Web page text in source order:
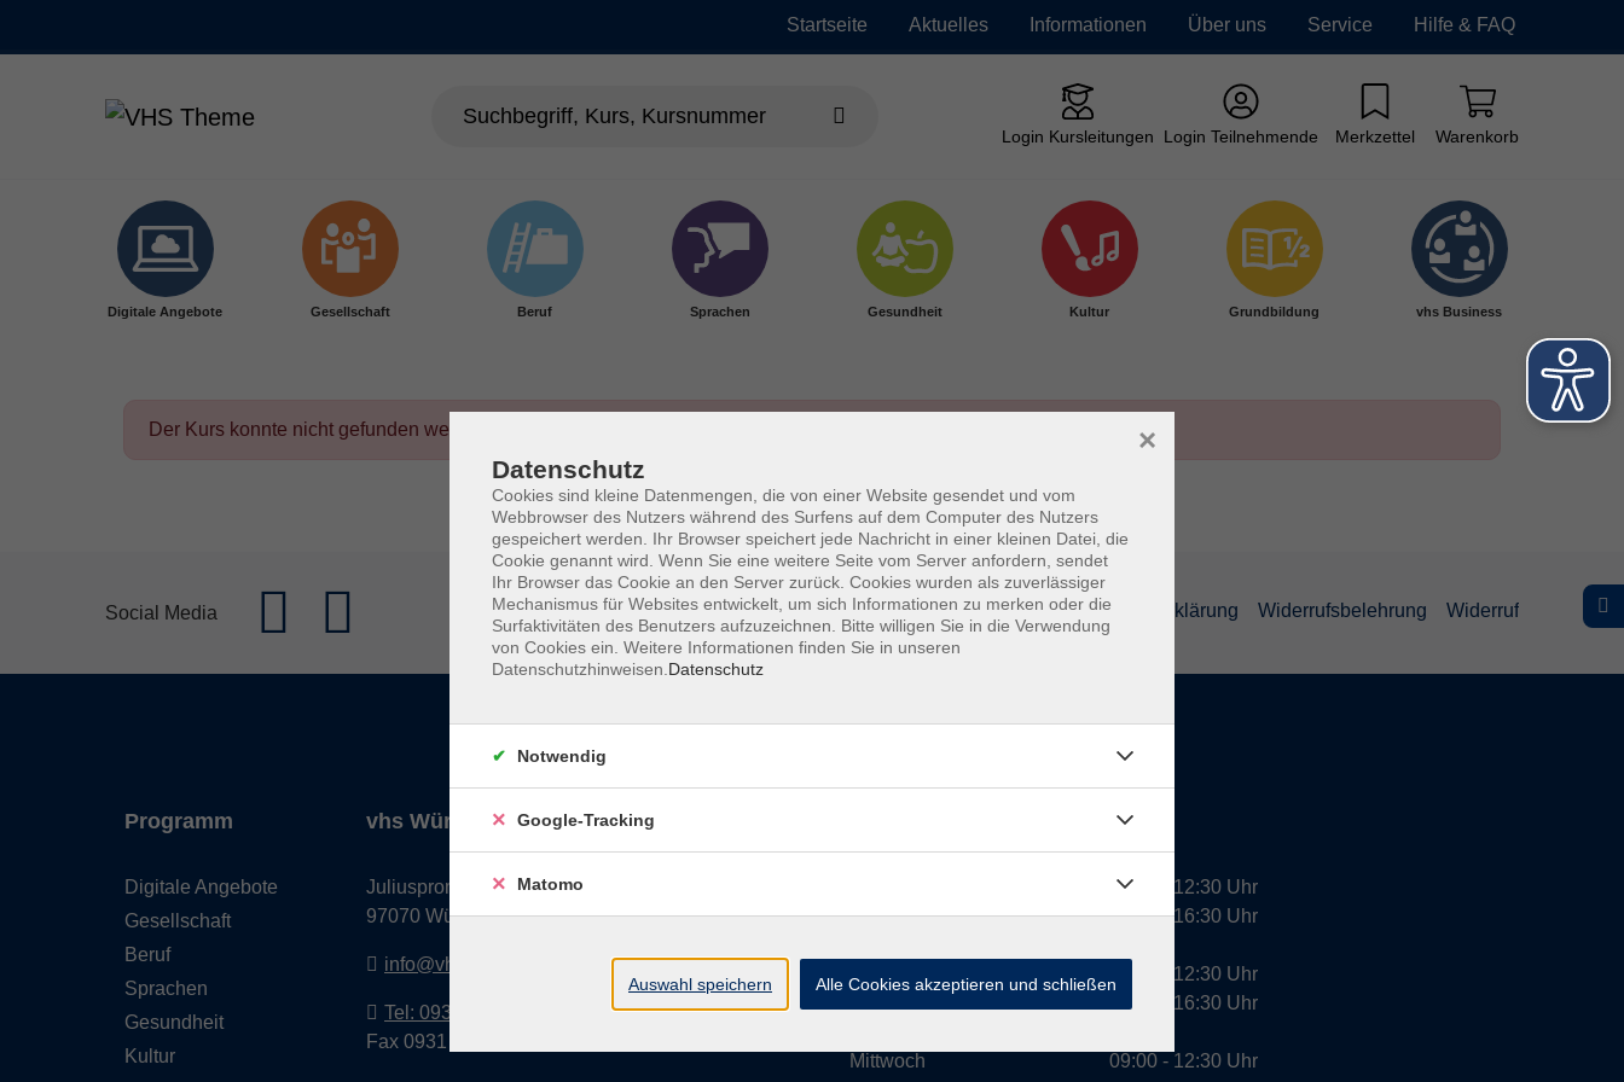
Startseite Aktuelles Informationen Über uns Service Hilfe & FAQ
Login Kursleitungen Login Teilnehmende Merkzettel Warenkorb
Digitale Angebote Gesellschaft Beruf Sprachen Gesundheit Kultur Grundbildung vhs Business
Der Kurs konnte nicht gefunden werden.
Social Media Impressum AGBs Datenschutzerklärung Barrierefreiheitserklärung Widerrufsbelehrung Widerruf
Programm
Digitale Angebote
Gesellschaft
Beruf
Sprachen
Gesundheit
Kultur
vhs Würzburg & Umgebung e. V.
Juliuspromenade 68
97070 Würzburg
info@vhs-wuerzburg.de
Tel: 0931 35593 0
Fax 0931 35593-20
Dienstag
Mittwoch
09:00 - 12:30 Uhr
13:00 - 16:30 Uhr
10:00 - 12:30 Uhr
13:00 - 16:30 Uhr
09:00 - 12:30 Uhr
Datenschutz
Cookies sind kleine Datenmengen, die von einer Website gesendet und vom
Webbrowser des Nutzers während des Surfens auf dem Computer des Nutzers
gespeichert werden. Ihr Browser speichert jede Nachricht in einer kleinen Datei, die
Cookie genannt wird. Wenn Sie eine weitere Seite vom Server anfordern, sendet
Ihr Browser das Cookie an den Server zurück. Cookies wurden als zuverlässiger
Mechanismus für Websites entwickelt, um sich Informationen zu merken oder die
Surfaktivitäten des Benutzers aufzuzeichnen. Bitte willigen Sie in die Verwendung
von Cookies ein. Weitere Informationen finden Sie in unseren
Datenschutzhinweisen. Datenschutz
×
Notwendig
Google-Tracking
Matomo
Auswahl speichern Alle Cookies akzeptieren und schließen